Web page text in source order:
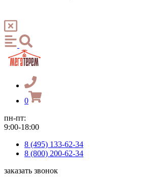
0
пн-пт:
9:00-18:00
8 (495) 133-62-34
8 (800) 200-62-34
заказать звонок